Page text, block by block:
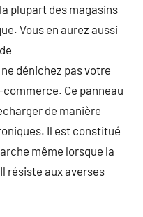
plupart des magasins
Vous en aurez aussi
dénichez pas votre
Ce panneau
de manière
Il est constitué
même lorsque la
résiste aux averses